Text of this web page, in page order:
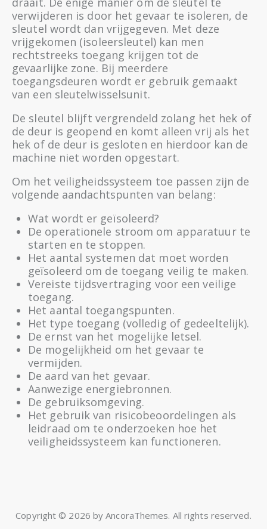
verwijderen is door het gevaar te isoleren, de
sleutel wordt dan vrijgegeven. Met deze
vrijgekomen (isoleersleutel) kan men
rechtstreeks toegang krijgen tot de
gevaarlijke zone. Bij meerdere
toegangsdeuren wordt er gebruik gemaakt
van een sleutelwisselsunit.
De sleutel blijft vergrendeld zolang het hek of
de deur is geopend en komt alleen vrij als het
hek of de deur is gesloten en hierdoor kan de
machine niet worden opgestart.
Om het veiligheidssysteem toe passen zijn de
volgende aandachtspunten van belang:
Wat wordt er geïsoleerd?
De operationele stroom om apparatuur te
starten en te stoppen.
Het aantal systemen dat moet worden
geïsoleerd om de toegang veilig te maken.
Vereiste tijdsvertraging voor een veilige
toegang.
Het aantal toegangspunten.
Het type toegang (volledig of gedeeltelijk).
De ernst van het mogelijke letsel.
De mogelijkheid om het gevaar te
vermijden.
De aard van het gevaar.
Aanwezige energiebronnen.
De gebruiksomgeving.
Het gebruik van risicobeoordelingen als
leidraad om te onderzoeken hoe het
veiligheidssysteem kan functioneren.
Copyright © 2026 by AncoraThemes. All rights reserved.